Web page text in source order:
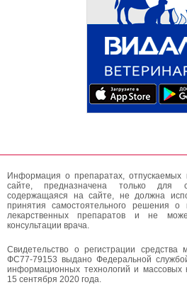
Информация о препаратах,
сайте, предназначена только для
содержащаяся на сайте, не должна
принятия самостоятельного решения о
лекарственных препаратов и не
консультации врача.
Свидетельство о регистрации
ФС77-79153 выдано Федеральной
информационных технологий и массовых
15 сентября 2020 года.